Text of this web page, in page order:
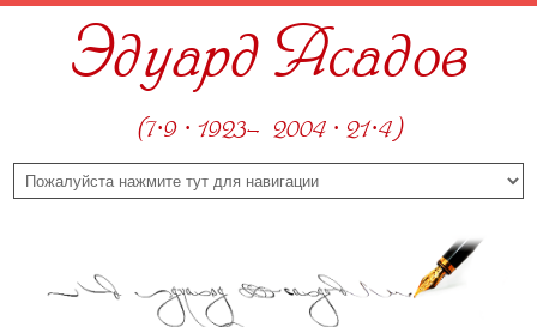
Эдуард Асадов
(7·9 · 1923—2004 · 21·4)